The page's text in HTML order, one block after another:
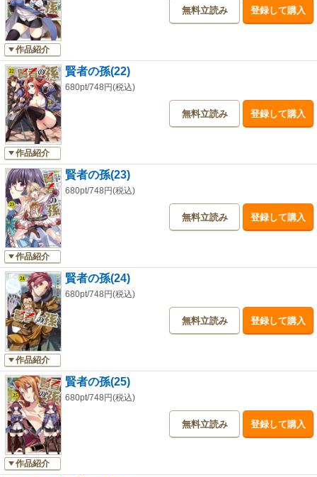
作品紹介
無料立読み 登録して購入
作品紹介
賢者の孫(22)
680pt/748円(税込)
無料立読み 登録して購入
作品紹介
賢者の孫(23)
680pt/748円(税込)
無料立読み 登録して購入
作品紹介
賢者の孫(24)
680pt/748円(税込)
無料立読み 登録して購入
作品紹介
賢者の孫(25)
680pt/748円(税込)
無料立読み 登録して購入